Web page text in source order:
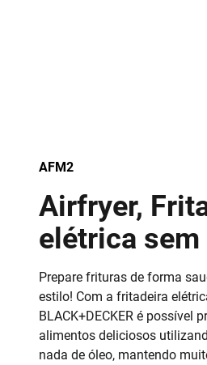
AFM2
Airfryer,
elétrica sem
Prepare frituras de forma
estilo! Com a fritadeira
BLACK+DECKER é possível
alimentos deliciosos
nada de óleo, mantendo